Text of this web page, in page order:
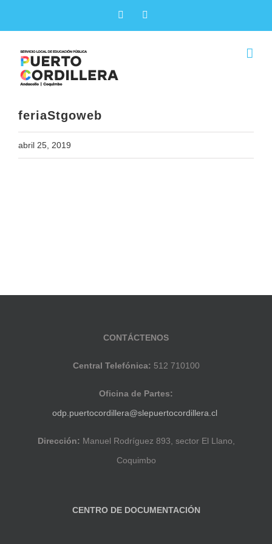
Facebook
feriaStgoweb
abril 25, 2019
CONTÁCTENOS
Central Telefónica: 512 710100
Oficina de Partes:
odp.puertocordillera@slepuertocordillera.cl
Dirección: Manuel Rodríguez 893, sector El Llano,
Coquimbo
CENTRO DE DOCUMENTACIÓN